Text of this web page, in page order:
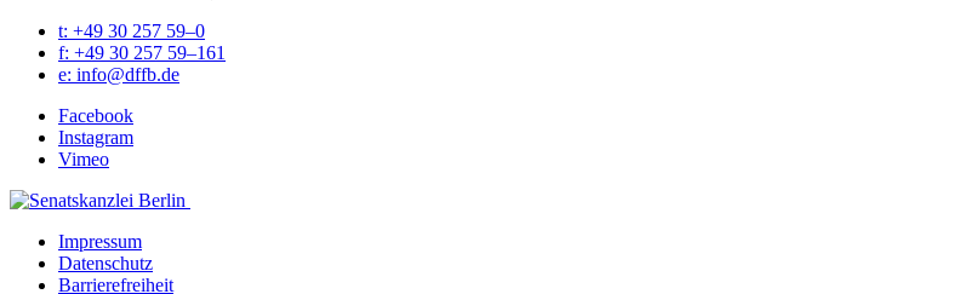
t: +49 30 257 59–0
f: +49 30 257 59–161
e: info@​dffb.​de
Face­book
Insta­gram
Vimeo
Impres­sum
Daten­schutz
Bar­rie­re­frei­heit